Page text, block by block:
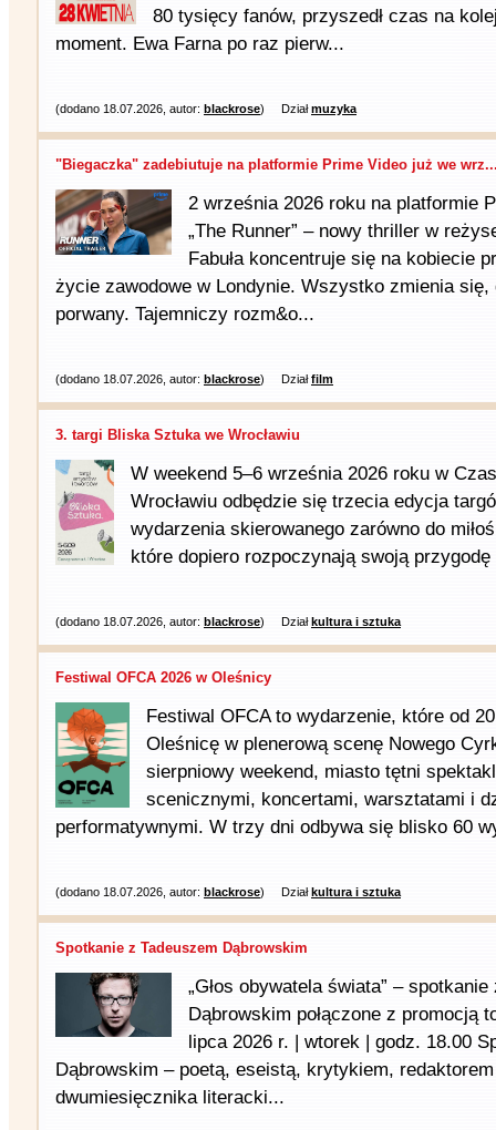
80 tysięcy fanów, przyszedł czas na
moment. Ewa Farna po raz pierw...
(dodano 18.07.2026, autor: blackrose) Działmuzyka
"Biegaczka" zadebiutuje na platformie Prime Video już we
2 września 2026 roku na platformie
„The Runner” – nowy thriller w
Fabuła koncentruje się na kobiecie
życie zawodowe w Londynie. Wszystko zmienia
porwany. Tajemniczy rozm&o...
(dodano 18.07.2026, autor: blackrose) Działfilm
3. targi Bliska Sztuka we Wrocławiu
W weekend 5–6 września 2026 roku w
Wrocławiu odbędzie się trzecia edycja
wydarzenia skierowanego zarówno do
które dopiero rozpoczynają swoją
(dodano 18.07.2026, autor: blackrose) Działkultura i sztuka
Festiwal OFCA 2026 w Oleśnicy
Festiwal OFCA to wydarzenie, które od
Oleśnicę w plenerową scenę Nowego
sierpniowy weekend, miasto tętni
scenicznymi, koncertami, warsztatami i
performatywnymi. W trzy dni odbywa się blisko 60
(dodano 18.07.2026, autor: blackrose) Działkultura i sztuka
Spotkanie z Tadeuszem Dąbrowskim
„Głos obywatela świata” –
Dąbrowskim połączone z promocją
lipca 2026 r. | wtorek | godz. 18.00
Dąbrowskim – poetą, eseistą, krytykiem,
dwumiesięcznika literacki...